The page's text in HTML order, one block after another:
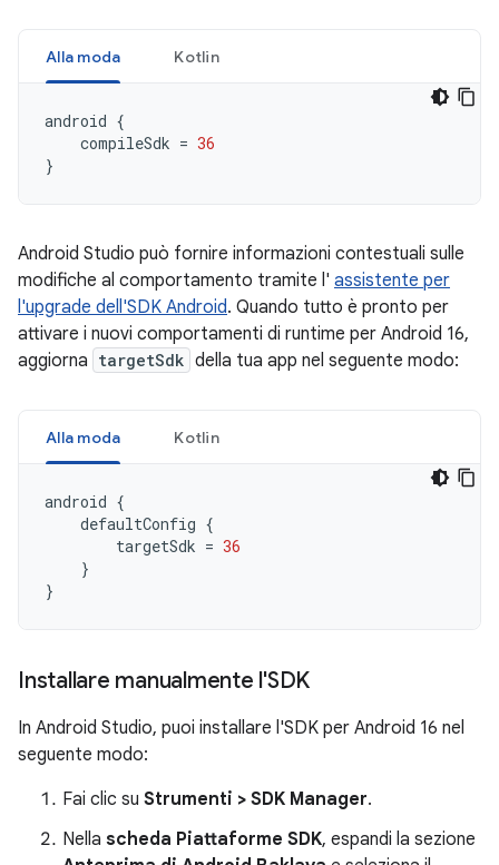
Alla moda Kotlin
android {
compileSdk = 36
}
Android Studio può fornire informazioni contestuali sulle
modifiche al comportamento tramite l' assistente per
l'upgrade dell'SDK Android. Quando tutto è pronto per
attivare i nuovi comportamenti di runtime per Android 16,
aggiorna targetSdk della tua app nel seguente modo:
Alla moda Kotlin
android {
defaultConfig {
targetSdk = 36
}
}
Installare manualmente l'SDK
In Android Studio, puoi installare l'SDK per Android 16 nel
seguente modo:
Fai clic su Strumenti > SDK Manager.
Nella scheda Piattaforme SDK, espandi la sezione